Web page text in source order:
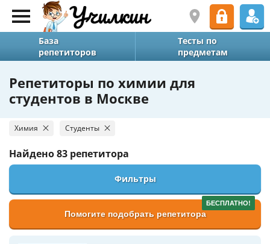
База
репетиторов
Тесты по
предметам
Репетиторы по химии для
студентов в Москве
Химия Студенты
Найдено83 репетитора
Фильтры
БЕСПЛАТНО!
Помогите подобрать репетитора